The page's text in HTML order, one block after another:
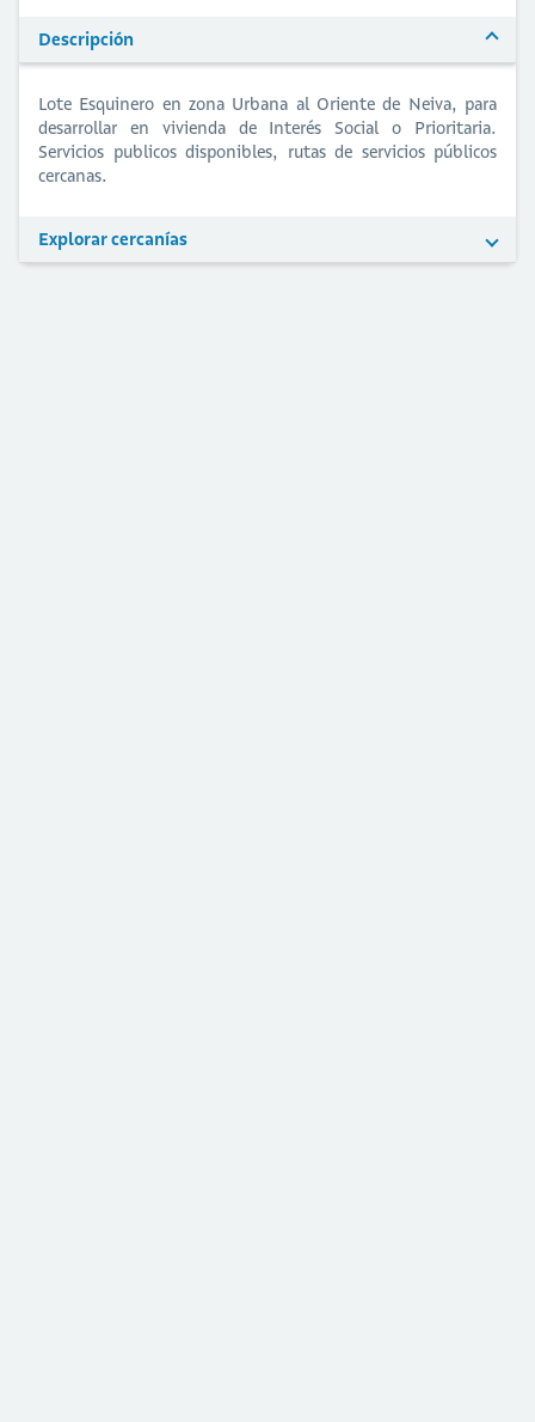
Descripción
Lote Esquinero en zona Urbana al Oriente de Neiva, para
desarrollar en vivienda de Interés Social o Prioritaria.
Servicios publicos disponibles, rutas de servicios públicos
cercanas.
Explorar cercanías